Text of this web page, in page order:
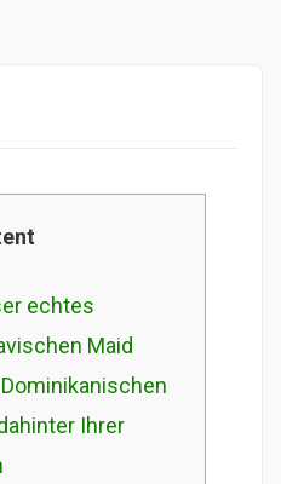
echtes
Maid
Ihrer